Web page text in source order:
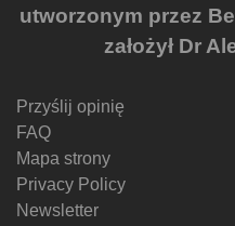
utworzonym przez
założył Dr
Przyślij opinię
FAQ
Mapa strony
Privacy Policy
Newsletter